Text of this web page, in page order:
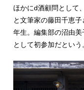
ほかにd酒顧問として
と文筆家の藤田千恵
年生。編集部の沼由
として初参加だという